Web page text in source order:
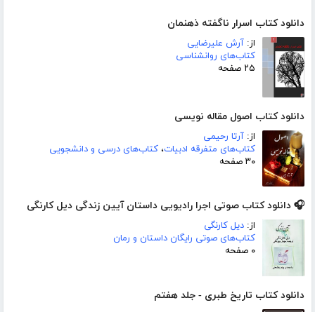
دانلود کتاب اسرار ناگفته ذهنمان
از: آرش علیرضایی
کتاب‌های روانشناسی
۲۵ صفحه
دانلود کتاب اصول مقاله نویسی
از: آرتا رحیمی
کتاب‌های متفرقه ادبیات، کتاب‌های درسی و دانشجویی
۳۰ صفحه
🎧 دانلود کتاب صوتی اجرا رادیویی داستان آیین زندگی دیل کارنگی
از: دیل کارنگی
کتاب‌های صوتی رایگان داستان و رمان
۰ صفحه
دانلود کتاب تاریخ طبری - جلد هفتم